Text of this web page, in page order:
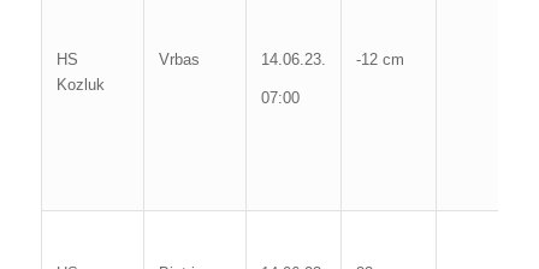
HS
Kozluk
Vrbas 14.06.23.
07:00
-12 cm